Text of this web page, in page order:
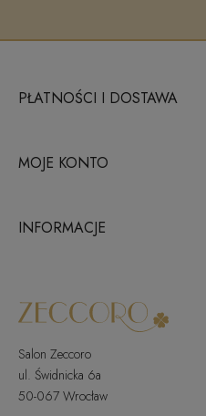
PŁATNOŚCI I DOSTAWA
MOJE KONTO
INFORMACJE
Salon Zeccoro
ul. Świdnicka 6a
50-067 Wrocław